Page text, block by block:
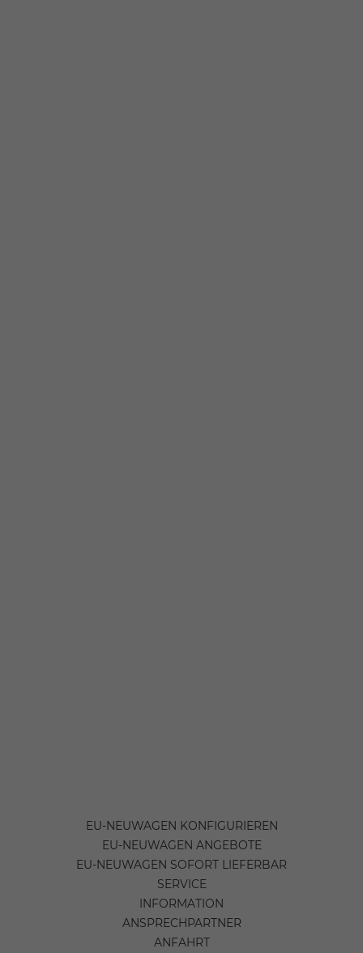
EU-NEUWAGEN KONFIGURIEREN
EU-NEUWAGEN ANGEBOTE
EU-NEUWAGEN SOFORT LIEFERBAR
SERVICE
INFORMATION
ANSPRECHPARTNER
ANFAHRT